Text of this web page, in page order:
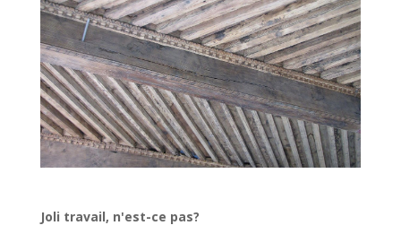
Joli travail, n'est-ce pas?